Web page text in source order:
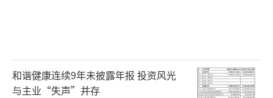
和谐健康连续9年未披露年报 投资风光
与主业“失声”并存